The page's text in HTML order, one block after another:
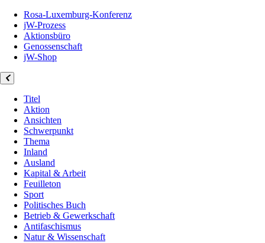
Rosa-Luxemburg-Konferenz
jW-Prozess
Aktionsbüro
Genossenschaft
jW-Shop
Titel
Aktion
Ansichten
Schwerpunkt
Thema
Inland
Ausland
Kapital & Arbeit
Feuilleton
Sport
Politisches Buch
Betrieb & Gewerkschaft
Antifaschismus
Natur & Wissenschaft